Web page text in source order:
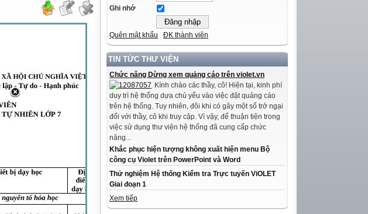
Ghi nhớ
Quên mật khẩu ĐK thành viên
TIN TỨC THƯ VIỆN
Chức năng Dừng xem quảng cáo trên violet.vn
Kính chào các thầy, cô! Hiện tại, kinh phí
duy trì hệ thống dựa chủ yếu vào việc đặt quảng cáo
trên hệ thống. Tuy nhiên, đôi khi có gây một số trở ngại
đối với thầy, cô khi truy cập. Vì vậy, để thuận tiện trong
việc sử dụng thư viện hệ thống đã cung cấp chức
năng...
Khắc phục hiện tượng không xuất hiện menu Bộ
công cụ Violet trên PowerPoint và Word
Thử nghiệm Hệ thống Kiểm tra Trực tuyến ViOLET
Giai đoạn 1
Xem tiếp